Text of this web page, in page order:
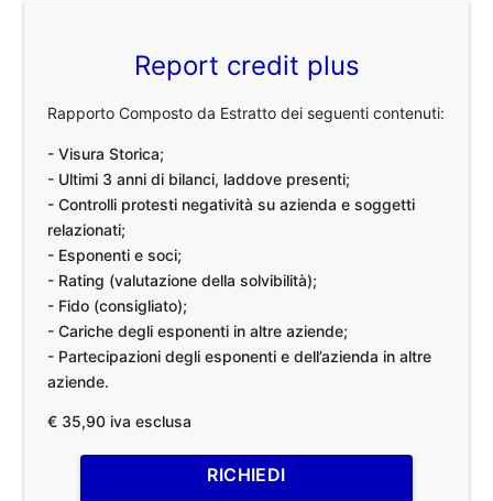
Report credit plus
Rapporto Composto da Estratto dei seguenti contenuti:
- Visura Storica;
- Ultimi 3 anni di bilanci, laddove presenti;
- Controlli protesti negatività su azienda e soggetti
relazionati;
- Esponenti e soci;
- Rating (valutazione della solvibilità);
- Fido (consigliato);
- Cariche degli esponenti in altre aziende;
- Partecipazioni degli esponenti e dell’azienda in altre
aziende.
€ 35,90 iva esclusa
RICHIEDI